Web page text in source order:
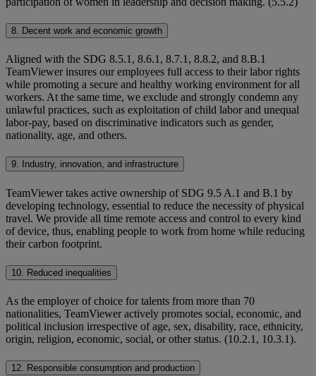
8. Decent work and economic growth
Aligned with the SDG 8.5.1, 8.6.1, 8.7.1, 8.8.2, and 8.B.1
TeamViewer insures our employees full access to their labor rights
while promoting a secure and healthy working environment for all
workers. At the same time, we exclude and strongly condemn any
unlawful practices, such as exploitation of child labor and unequal
labor-pay, based on discriminative indicators such as gender,
nationality, age, and others.
9. Industry, innovation, and infrastructure
TeamViewer takes active ownership of SDG 9.5 A.1 and B.1 by
developing technology, essential to reduce the necessity of physical
travel. We provide all time remote access and control to every kind
of device, thus, enabling people to work from home while reducing
their carbon footprint.
10. Reduced inequalities
As the employer of choice for talents from more than 70
nationalities, TeamViewer actively promotes social, economic, and
political inclusion irrespective of age, sex, disability, race, ethnicity,
origin, religion, economic, social, or other status. (10.2.1, 10.3.1).
12. Responsible consumption and production